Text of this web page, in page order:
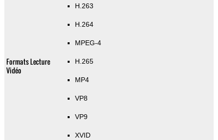
Formats Lecture
Vidéo
H.263
H.264
MPEG-4
H.265
MP4
VP8
VP9
XVID